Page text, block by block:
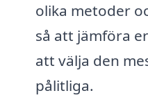
olika metoder
så att jämföra
att välja den
pålitliga.